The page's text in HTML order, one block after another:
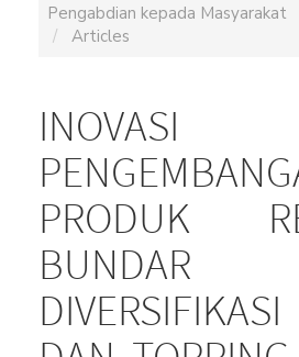
Pengabdian kepada Masyarakat
Articles
INOVASI
PRODUK
BUNDAR